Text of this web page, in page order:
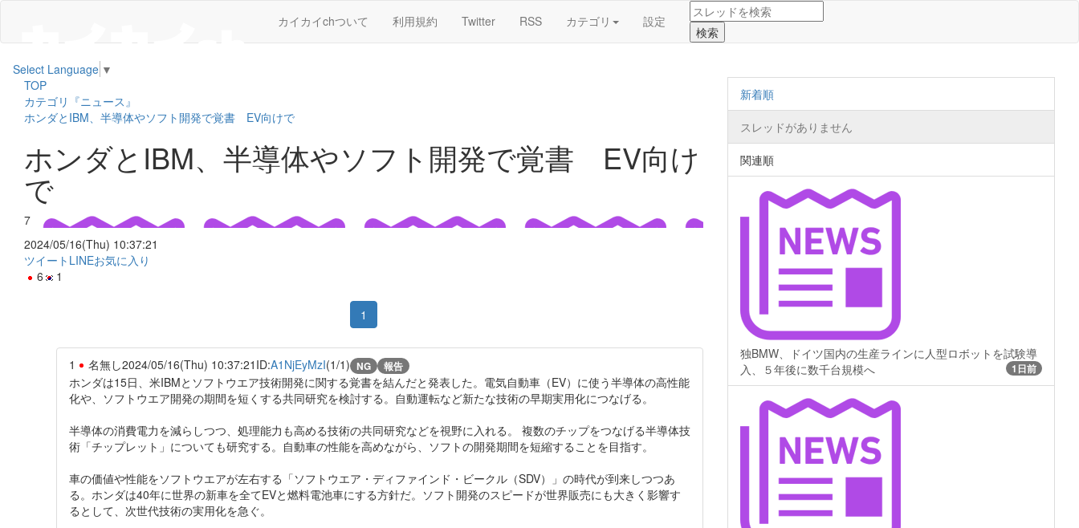
カイカイchついて 利用規約 Twitter RSS カテゴリ 設定
Select Language ▼
TOP
カテゴリ『ニュース』
ホンダとIBM、半導体やソフト開発で覚書 EV向けで
ホンダとIBM、半導体やソフト開発で覚書 EV向け
で
7
2024/05/16(Thu) 10:37:21
ツイート LINEお気に入り
6
1
1
1 名無し2024/05/16(Thu) 10:37:21 ID:A1NjEyMzI(1/1) NG 報告
ホンダは15日、米IBMとソフトウエア技術開発に関する覚書を結んだと発表した。電気自動車（EV）に使う半導体の高性能
化や、ソフトウエア開発の期間を短くする共同研究を検討する。自動運転など新たな技術の早期実用化につなげる。
半導体の消費電力を減らしつつ、処理能力も高める技術の共同研究などを視野に入れる。 複数のチップをつなげる半導体技
術「チップレット」についても研究する。自動車の性能を高めながら、ソフトの開発期間を短縮することを目指す。
車の価値や性能をソフトウエアが左右する「ソフトウエア・ディファインド・ビークル（SDV）」の時代が到来しつつあ
る。ホンダは40年に世界の新車を全てEVと燃料電池車にする方針だ。ソフト開発のスピードが世界販売にも大きく影響す
るとして、次世代技術の実用化を急ぐ。
新着順
スレッドがありません
関連順
独BMW、ドイツ国内の生産ラインに人型ロボットを試験導
入、５年後に数千台規模へ
1日前